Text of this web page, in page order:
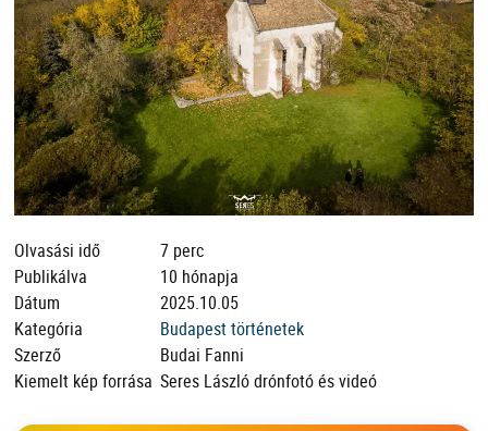
Olvasási idő
7 perc
Publikálva
10 hónapja
Dátum
2025.10.05
Kategória
Budapest történetek
Szerző
Budai Fanni
Kiemelt kép forrása Seres László drónfotó és videó